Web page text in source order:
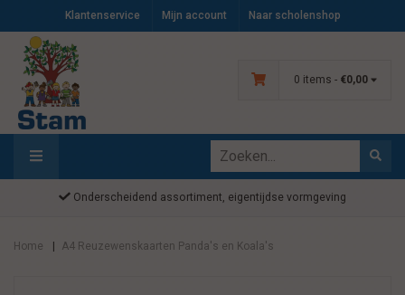
Klantenservice Mijn account Naar scholenshop
0 items - €0,00
Onderscheidend assortiment, eigentijdse vormgeving
Home A4 Reuzewenskaarten Panda's en Koala's